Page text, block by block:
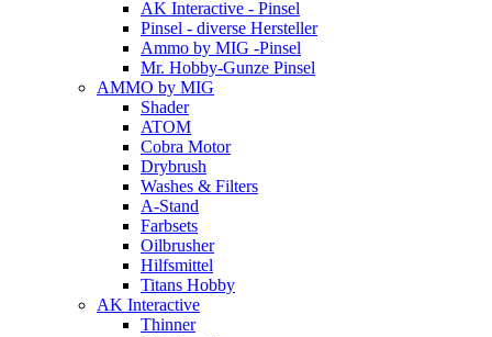
AK Interactive - Pinsel
Pinsel - diverse Hersteller
Ammo by MIG -Pinsel
Mr. Hobby-Gunze Pinsel
AMMO by MIG
Shader
ATOM
Cobra Motor
Drybrush
Washes & Filters
A-Stand
Farbsets
Oilbrusher
Hilfsmittel
Titans Hobby
AK Interactive
Thinner